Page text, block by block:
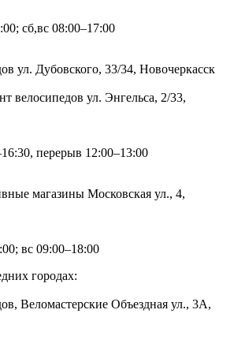
сб,вс 08:00–17:00
ул. Дубовского, 33/34, Новочеркасск
велосипедов ул. Энгельса, 2/33,
перерыв 12:00–13:00
магазины Московская ул., 4,
вс 09:00–18:00
городах:
Веломастерские Объездная ул., 3А,